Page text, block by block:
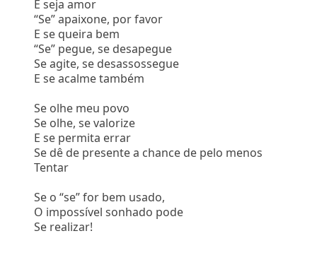
E seja amor
“Se” apaixone, por favor
E se queira bem
“Se” pegue, se desapegue
Se agite, se desassossegue
E se acalme também
Se olhe meu povo
Se olhe, se valorize
E se permita errar
Se dê de presente a chance de pelo menos
Tentar
Se o “se” for bem usado,
O impossível sonhado pode
Se realizar!